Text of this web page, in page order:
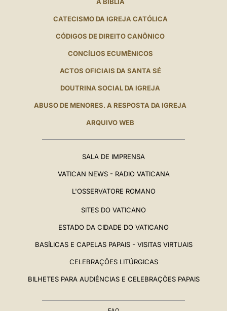
A BÍBLIA
CATECISMO DA IGREJA CATÓLICA
CÓDIGOS DE DIREITO CANÔNICO
CONCÍLIOS ECUMÊNICOS
ACTOS OFICIAIS DA SANTA SÉ
DOUTRINA SOCIAL DA IGREJA
ABUSO DE MENORES. A RESPOSTA DA IGREJA
ARQUIVO WEB
SALA DE IMPRENSA
VATICAN NEWS - RADIO VATICANA
L'OSSERVATORE ROMANO
SITES DO VATICANO
ESTADO DA CIDADE DO VATICANO
BASÍLICAS E CAPELAS PAPAIS - VISITAS VIRTUAIS
CELEBRAÇÕES LITÚRGICAS
BILHETES PARA AUDIÊNCIAS E CELEBRAÇÕES PAPAIS